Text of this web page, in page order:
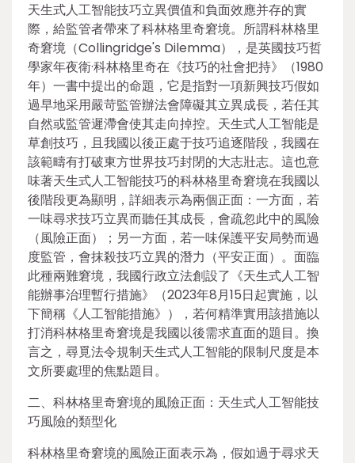
天生式人工智能技巧立異價值和負面效應并存的實
際，給監管者帶來了科林格里奇窘境。所謂科林格里
奇窘境（Collingridge's Dilemma），是英國技巧哲
學家年夜衛·科林格里奇在《技巧的社會把持》（1980
年）一書中提出的命題，它是指對一項新興技巧假如
過早地采用嚴苛監管辦法會障礙其立異成長，若任其
自然或監管遲滯會使其走向掉控。天生式人工智能是
草創技巧，且我國以後正處于技巧追逐階段，我國在
該範疇有打破東方世界技巧封閉的大志壯志。這也意
味著天生式人工智能技巧的科林格里奇窘境在我國以
後階段更為顯明，詳細表示為兩個正面：一方面，若
一味尋求技巧立異而聽任其成長，會疏忽此中的風險
（風險正面）；另一方面，若一味保護平安局勢而過
度監管，會抹殺技巧立異的潛力（平安正面）。面臨
此種兩難窘境，我國行政立法創設了《天生式人工智
能辦事治理暫行措施》（2023年8月15日起實施，以
下簡稱《人工智能措施》），若何精準實用該措施以
打消科林格里奇窘境是我國以後需求直面的題目。換
言之，尋覓法令規制天生式人工智能的限制尺度是本
文所要處理的焦點題目。
二、科林格里奇窘境的風險正面：天生式人工智能技
巧風險的類型化
科林格里奇窘境的風險正面表示為，假如過于尋求天